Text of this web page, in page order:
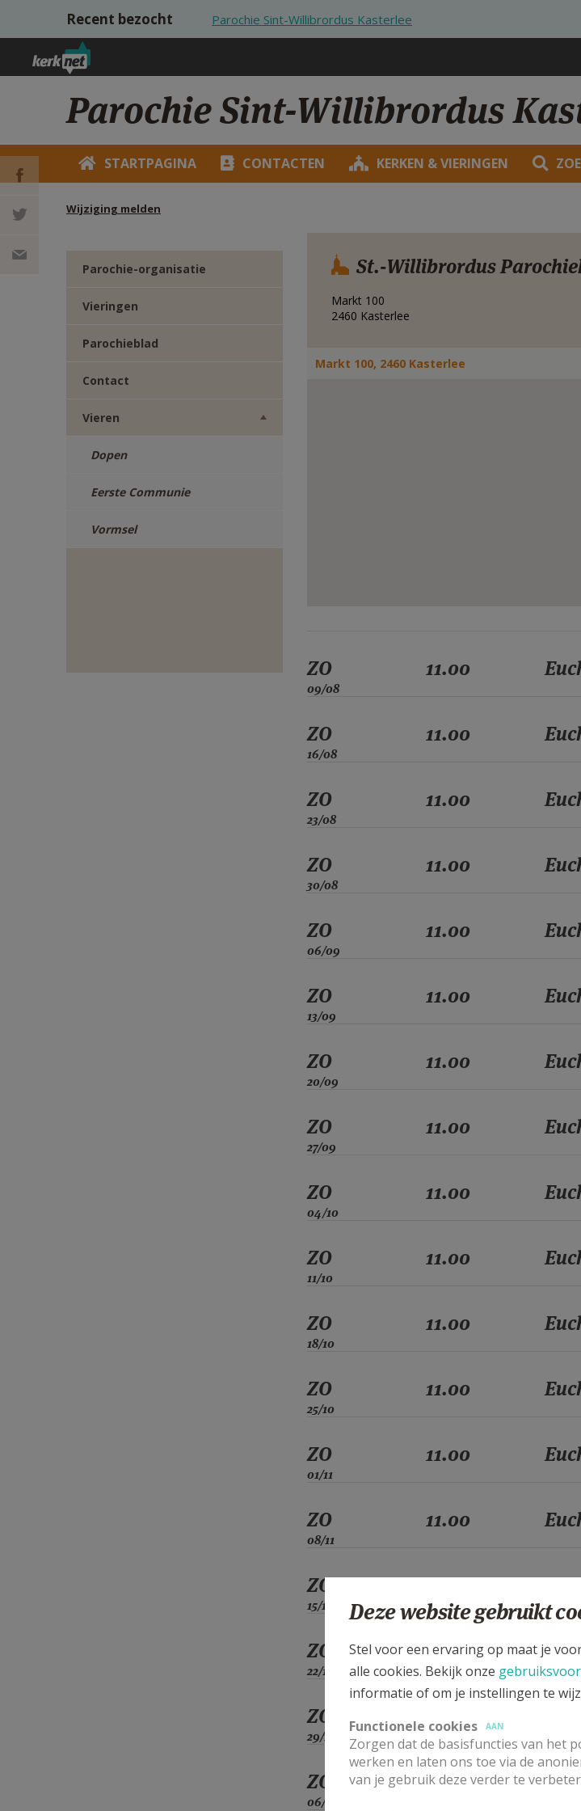
Overslaan en naar de inhoud gaan
Recent bezocht Parochie Sint-Willibrordus Kasterlee
Parochie Sint-Willibrordus
STARTPAGINA CONTACTEN KERKEN & VIERINGEN
Wijziging melden
DEEL OP
FACEBOOK
DEEL OP
Parochie-organisatie
Vieringen
Parochieblad
Contact
Vieren
Dopen
Eerste Communie
Vormsel
St.-Willibrordus
Markt 100
2460 Kasterlee
Markt 100, 2460 Kasterlee
ZO
09/08
11.00
ZO
16/08
11.00
ZO
23/08
11.00
ZO
30/08
11.00
ZO
06/09
11.00
ZO
13/09
11.00
ZO
20/09
11.00
ZO
27/09
11.00
ZO
04/10
11.00
ZO
11/10
11.00
ZO
18/10
11.00
ZO
25/10
11.00
ZO
01/11
11.00
ZO
08/11
11.00
ZO
15/11
11.00
ZO
22/11
11.00
ZO
29/11
11.00
ZO
06/12
11.00
Deze website gebruikt
Stel voor een ervaring op maat je
alle cookies. Bekijk onze
informatie of om je instellingen te
Functionele cookies
AAN
Zorgen dat de basisfuncties van het
werken en laten ons toe via de
van je gebruik deze verder te